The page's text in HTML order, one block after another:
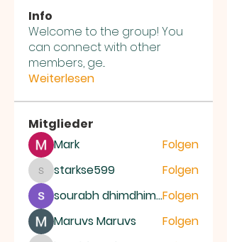
Info
Welcome to the group! You
can connect with other
members, ge...
Weiterlesen
Mitglieder
Mark
Folgen
starkse599
starkse599
Folgen
sourabh dhimdhimeFolgen
Maruvs Maruvs
Folgen